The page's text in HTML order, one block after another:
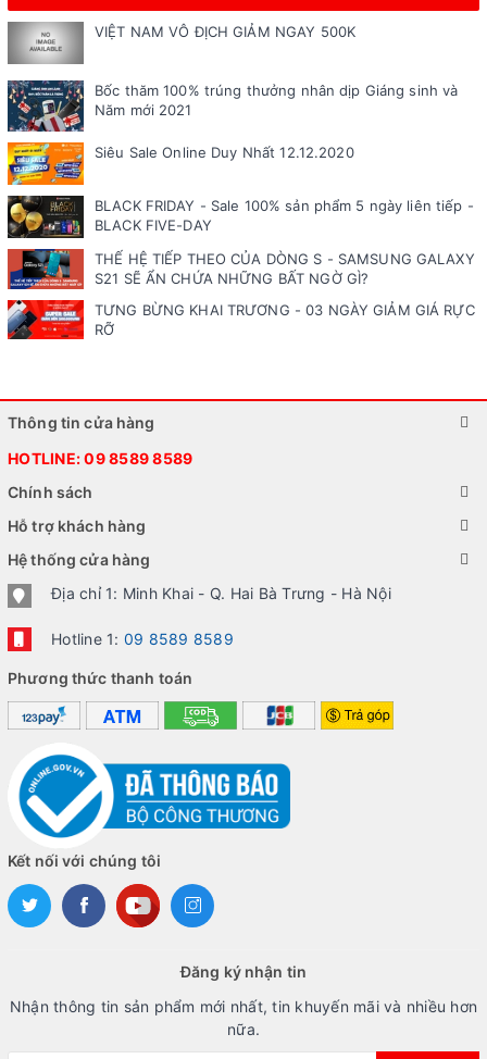
VIỆT NAM VÔ ĐỊCH GIẢM NGAY 500K
Bốc thăm 100% trúng thưởng nhân dịp Giáng sinh và
Năm mới 2021
Siêu Sale Online Duy Nhất 12.12.2020
BLACK FRIDAY - Sale 100% sản phẩm 5 ngày liên tiếp -
BLACK FIVE-DAY
THẾ HỆ TIẾP THEO CỦA DÒNG S - SAMSUNG GALAXY
S21 SẼ ẨN CHỨA NHỮNG BẤT NGỜ GÌ?
TƯNG BỪNG KHAI TRƯƠNG - 03 NGÀY GIẢM GIÁ RỰC
RỠ
Thông tin cửa hàng
HOTLINE:09 8589 8589
Chính sách
Hỗ trợ khách hàng
Hệ thống cửa hàng
Địa chỉ 1: Minh Khai - Q. Hai Bà Trưng - Hà Nội
Hotline 1: 09 8589 8589
Phương thức thanh toán
Kết nối với chúng tôi
Đăng ký nhận tin
Nhận thông tin sản phẩm mới nhất, tin khuyến mãi và nhiều hơn
nữa.